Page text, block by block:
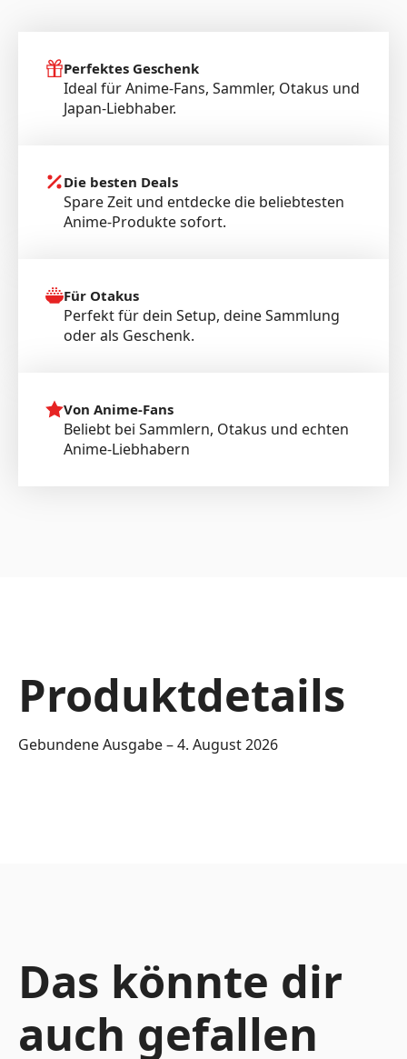
Perfektes Geschenk
Ideal für Anime-Fans, Sammler, Otakus und
Japan-Liebhaber.
Die besten Deals
Spare Zeit und entdecke die beliebtesten
Anime-Produkte sofort.
Für Otakus
Perfekt für dein Setup, deine Sammlung
oder als Geschenk.
Von Anime-Fans
Beliebt bei Sammlern, Otakus und echten
Anime-Liebhabern
Produktdetails
Gebundene Ausgabe – 4. August 2026
Das könnte dir
auch gefallen